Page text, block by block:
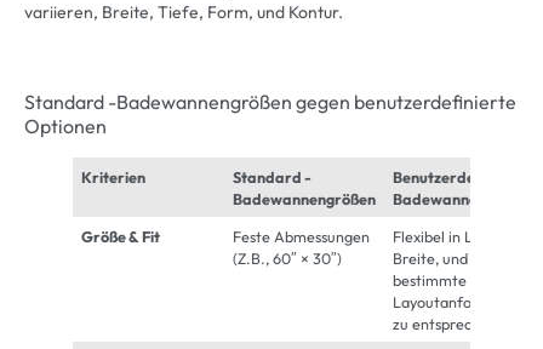
variieren, Breite, Tiefe, Form, und Kontur.
Standard -Badewannengrößen gegen benutzerdefinierte
Optionen
Kriterien
Standard -
Badewannengrößen
Benutzerdefinierte
Badewanne
Größe & Fit
Feste Abmessungen
(Z.B., 60″ × 30″)
Flexibel in Länge,
Breite, und Tiefe, um
bestimmte
Layoutanforderungen
zu entsprechen